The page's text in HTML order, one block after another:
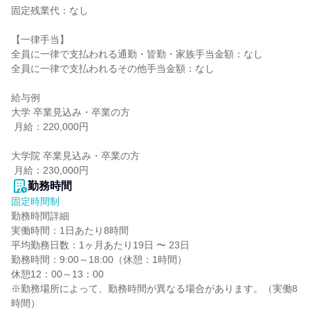
固定残業代：なし
【一律手当】
全員に一律で支払われる通勤・皆勤・家族手当金額：なし
全員に一律で支払われるその他手当金額：なし
給与例
大学 卒業見込み・卒業の方
大学院 卒業見込み・卒業の方
月給：230,000円
勤務時間
固定時間制
勤務時間詳細
実働時間：1日あたり8時間
平均勤務日数：1ヶ月あたり19日 〜 23日
勤務時間：9:00～18:00（休憩：1時間）
休憩12：00～13：00
※勤務場所によって、勤務時間が異なる場合があります。（実働8
時間）